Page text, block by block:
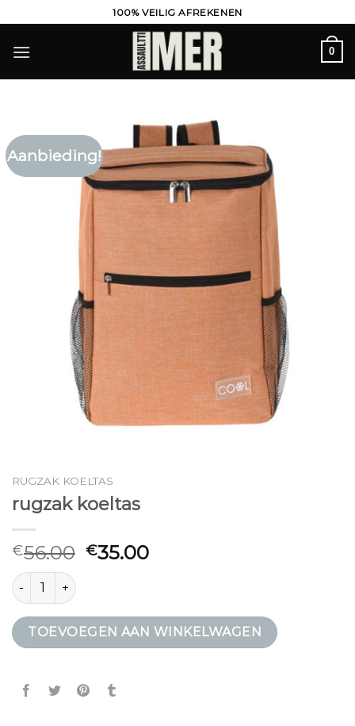
naar
inhoud
100% VEILIG AFREKENEN
0
Aanbieding!
RUGZAK KOELTAS
rugzak koeltas
€56.00 €35.00
rugzak koeltas aantal
TOEVOEGEN AAN WINKELWAGEN